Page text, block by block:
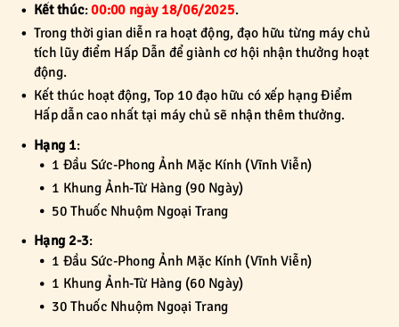
Kết thúc:00:00 ngày 18/06/2025.
Trong thời gian diễn ra hoạt động, đạo hữu từng máy chủ
tích lũy điểm Hấp Dẫn để giành cơ hội nhận thưởng hoạt
động.
Kết thúc hoạt động, Top 10 đạo hữu có xếp hạng Điểm
Hấp dẫn cao nhất tại máy chủ sẽ nhận thêm thưởng.
Hạng 1:
1 Đầu Sức-Phong Ảnh Mặc Kính (Vĩnh Viễn)
1 Khung Ảnh-Từ Hàng (90 Ngày)
50 Thuốc Nhuộm Ngoại Trang
Hạng 2-3:
1 Đầu Sức-Phong Ảnh Mặc Kính (Vĩnh Viễn)
1 Khung Ảnh-Từ Hàng (60 Ngày)
30 Thuốc Nhuộm Ngoại Trang